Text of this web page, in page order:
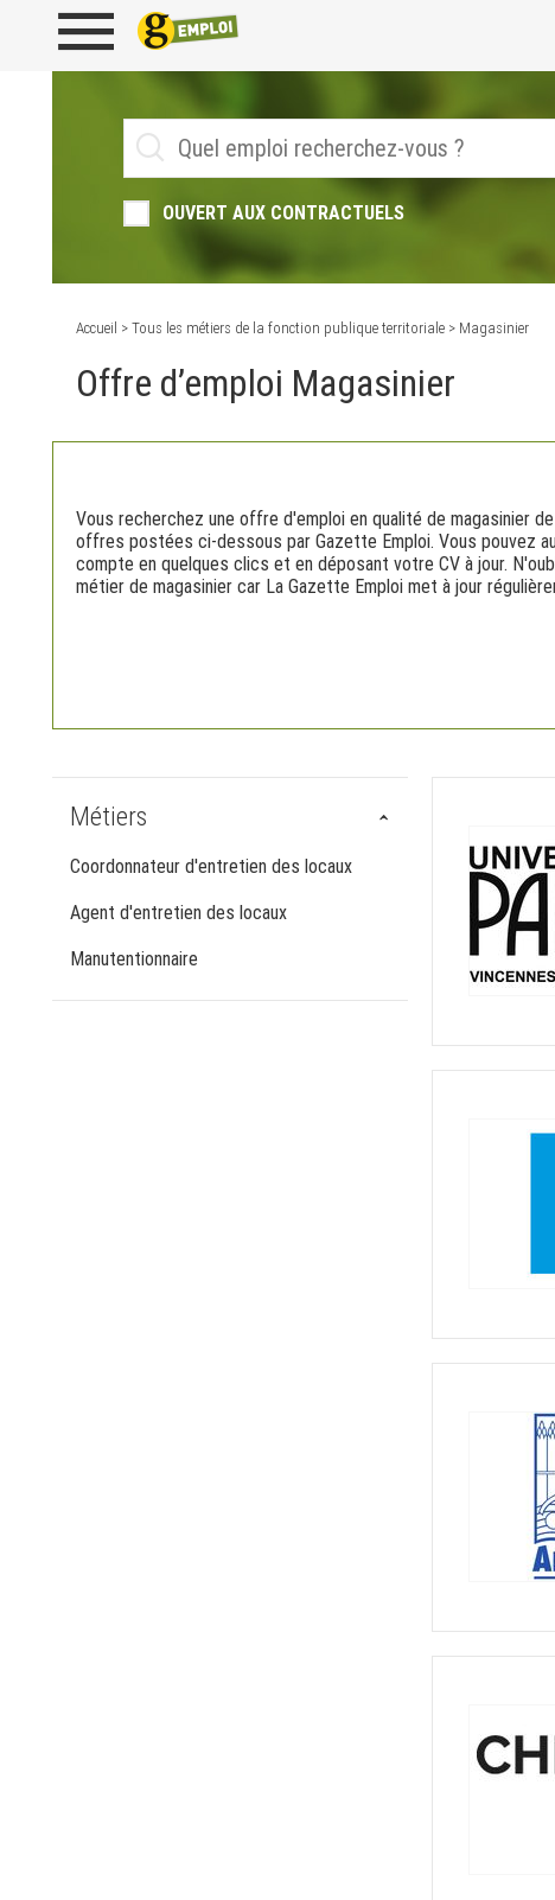
OUVERT AUX CONTRACTUELS
Accueil > Tous les métiers de la fonction publique territoriale > Magasinier
Offre d’emploi Magasinier
Vous recherchez une offre d'emploi en qualité de magasinier
offres postées ci-dessous par Gazette Emploi. Vous pouvez
compte en quelques clics et en déposant votre CV à jour.
métier de magasinier car La Gazette Emploi met à jour
Métiers
Coordonnateur d'entretien des locaux
Agent d'entretien des locaux
Manutentionnaire